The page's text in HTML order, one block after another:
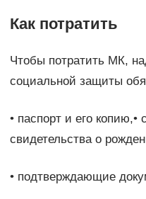
Как потратить
Чтобы потратить МК,
социальной защиты
• паспорт и его копию,•
свидетельства о
• подтверждающие